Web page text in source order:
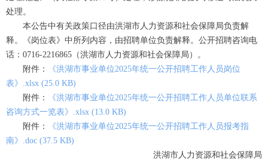
处理。
本公告中有关政策口径由洪湖市人力资源和社会保障局负责解
释。《岗位表》中所列内容，由招聘单位负责解释。公开招聘咨询电
话：0716-2216865（洪湖市人力资源和社会保障局）。
附件：
《洪湖市事业单位2025年统一公开招聘工作人员岗位
表》.xlsx (25.0 KB)
附件：
《洪湖市事业单位2025年统一公开招聘工作人员单位联系
咨询方式一览表》.xlsx (13.0 KB)
附件：
《洪湖市事业单位2025年统一公开招聘工作人员报考指
南》.doc (37.5 KB)
洪湖市人力资源和社会保障局